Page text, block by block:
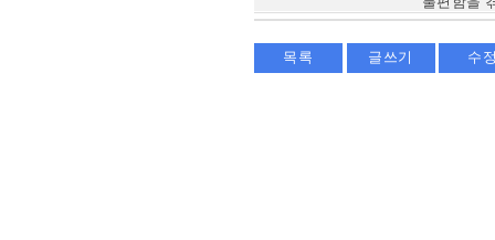
목록 글쓰기 수